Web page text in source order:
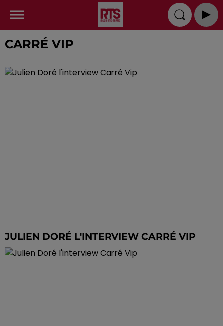
CARRÉ VIP
JULIEN DORÉ L'INTERVIEW CARRÉ VIP